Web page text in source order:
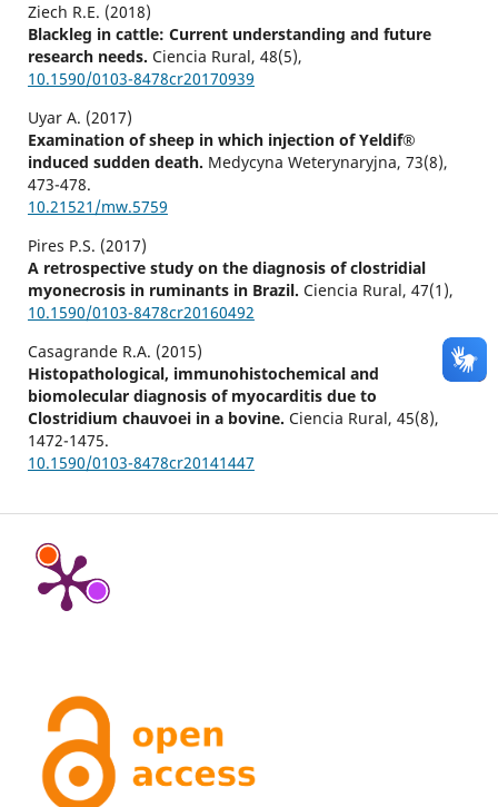
Ziech R.E. (2018)
Blackleg in cattle: Current understanding and future
research needs. Ciencia Rural, 48(5),
10.1590/0103-8478cr20170939
Uyar A. (2017)
Examination of sheep in which injection of Yeldif®
induced sudden death. Medycyna Weterynaryjna, 73(8),
473-478.
10.21521/mw.5759
Pires P.S. (2017)
A retrospective study on the diagnosis of clostridial
myonecrosis in ruminants in Brazil. Ciencia Rural, 47(1),
10.1590/0103-8478cr20160492
Casagrande R.A. (2015)
Histopathological, immunohistochemical and
biomolecular diagnosis of myocarditis due to
Clostridium chauvoei in a bovine. Ciencia Rural, 45(8),
1472-1475.
10.1590/0103-8478cr20141447